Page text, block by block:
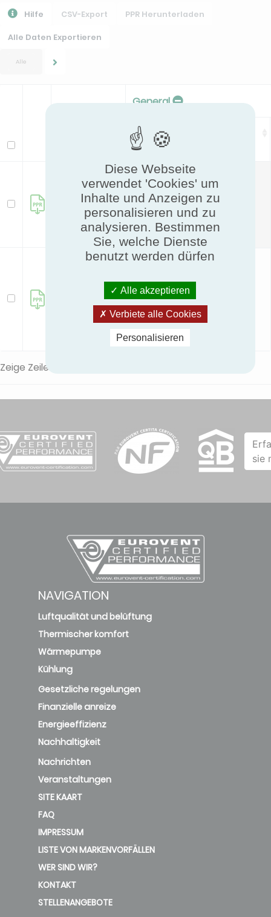
Hilfe CSV-Export PPR Herunterladen
Alle Daten Exportieren
Alle
General
Detailed description file
PUREVENT
HYGRO
Download file
PUREVENT
HYGRO+CO2
Download file
Zeige Zeile 1 bis 2 von 2 Zeilen.
sie
NAVIGATION
Luftqualität und belüftung
Thermischer komfort
Wärmepumpe
Kühlung
Gesetzliche regelungen
Finanzielle anreize
Energieeffizienz
Nachhaltigkeit
Nachrichten
Veranstaltungen
SITE KAART
FAQ
IMPRESSUM
LISTE VON MARKENVORFÄLLEN
WER SIND WIR?
KONTAKT
STELLENANGEBOTE
Diese Webseite
verwendet 'Cookies' um
Inhalte und Anzeigen zu
personalisieren und zu
analysieren. Bestimmen
Sie, welche Dienste
benutzt werden dürfen
Alle akzeptieren
Verbiete alle Cookies
Personalisieren